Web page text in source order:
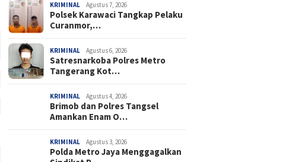
KRIMINAL Agustus 7, 2026
Polsek Karawaci Tangkap Pelaku
Curanmor,…
KRIMINAL Agustus 6, 2026
Satresnarkoba Polres Metro
Tangerang Kot…
KRIMINAL Agustus 4, 2026
Brimob dan Polres Tangsel
Amankan Enam O…
KRIMINAL Agustus 3, 2026
Polda Metro Jaya Menggagalkan